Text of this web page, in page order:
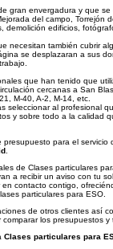
gran envergadura y que
del campo, Torrejón
demolición edificios,
necesitan también cubrir
se desplazaran a sus
que han tenido que
cercanas a San
M-40, A-2, M-14, etc.
seleccionar al profesional
y sobre todo a la calidad
presupuesto para el servicio
de Clases particulares
a recibir un aviso con tu
contacto contigo,
particulares para ESO.
de otros clientes así
los presupuestos y
Clases particulares para